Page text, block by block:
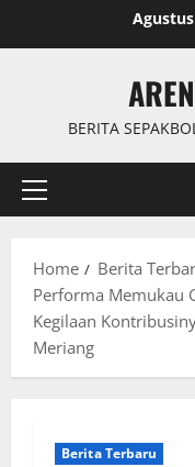
BERITA
Primary
Home
Berita
Performa Memukau
Kegilaan
Meriang
Berita Terbaru